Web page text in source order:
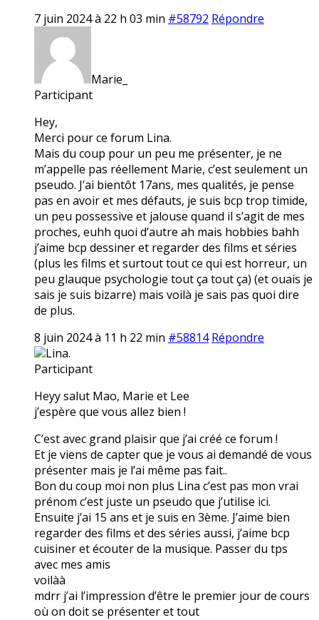
7 juin 2024 à 22 h 03 min #58792 Répondre
Marie_
Participant
Hey,
Merci pour ce forum Lina.
Mais du coup pour un peu me présenter, je ne
m’appelle pas réellement Marie, c’est seulement un
pseudo. J’ai bientôt 17ans, mes qualités, je pense
pas en avoir et mes défauts, je suis bcp trop timide,
un peu possessive et jalouse quand il s’agit de mes
proches, euhh quoi d’autre ah mais hobbies bahh
j’aime bcp dessiner et regarder des films et séries
(plus les films et surtout tout ce qui est horreur, un
peu glauque psychologie tout ça tout ça) (et ouais je
sais je suis bizarre) mais voilà je sais pas quoi dire
de plus.
8 juin 2024 à 11 h 22 min #58814 Répondre
Lina.
Participant
Heyy salut Mao, Marie et Lee
j’espère que vous allez bien !
C’est avec grand plaisir que j’ai créé ce forum !
Et je viens de capter que je vous ai demandé de vous
présenter mais je l’ai même pas fait..
Bon du coup moi non plus Lina c’est pas mon vrai
prénom c’est juste un pseudo que j’utilise ici.
Ensuite j’ai 15 ans et je suis en 3ème. J’aime bien
regarder des films et des séries aussi, j’aime bcp
cuisiner et écouter de la musique. Passer du tps
avec mes amis
voilàà
mdrr j’ai l’impression d’être le premier jour de cours
où on doit se présenter et tout